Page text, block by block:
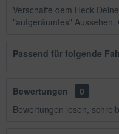
Verschaffe dem Heck
"aufgeräumtes"
Passend für folgende
Bewertungen
0
Bewertungen lesen,